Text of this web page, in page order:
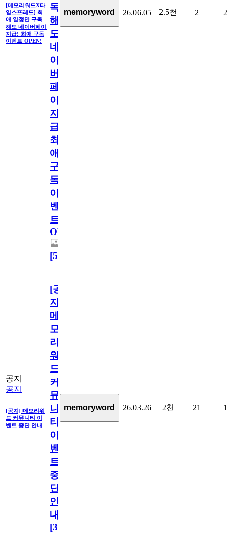
[메모리워드X타
임스프레드] 최
애 일정만 구독
해도 네이버페이
지급! 최애 구독
이벤트 OPEN!
독
해
도
네
이
버
페
이
지
급!
최
애
구
독
이
벤
트
OPEN!
[5]
memoryword 26.06.05 2.5천 2 2
공지
공지
[공지] 메모리워
드 커뮤니티 이
벤트 중단 안내
[공
지]
메
모
리
워
드
커
뮤
니
티
이
벤
트
중
단
안
내
[31
memoryword 26.03.26 2천 21 1